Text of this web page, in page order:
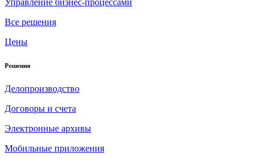
Все решения
Цены
Решения
Делопроизводство
Договоры и счета
Электронные архивы
Мобильные приложения